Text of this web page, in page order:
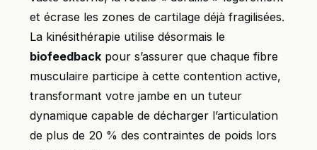
et écrase les zones de cartilage déjà fragilisées.
La kinésithérapie utilise désormais le
biofeedback pour s’assurer que chaque fibre
musculaire participe à cette contention active,
transformant votre jambe en un tuteur
dynamique capable de décharger l’articulation
de plus de 20 % des contraintes de poids lors